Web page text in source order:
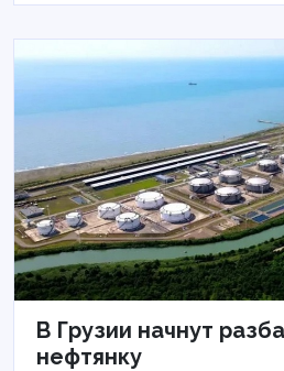
В Грузии начнут
нефтянку